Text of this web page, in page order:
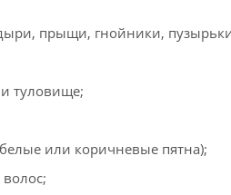
прыщи, гнойники,
туловище;
или коричневые пятна);